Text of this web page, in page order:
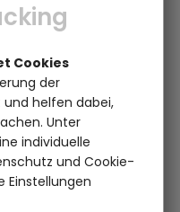
Cookies
der
helfen dabei,
Unter
individuelle
und Cookie-
Einstellungen